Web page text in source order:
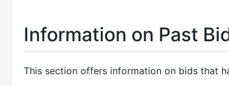
Information on Past
This section offers information on bids that